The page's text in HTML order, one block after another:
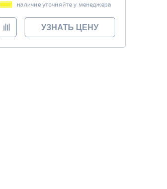
наличие уточняйте у менеджера
УЗНАТЬ ЦЕНУ